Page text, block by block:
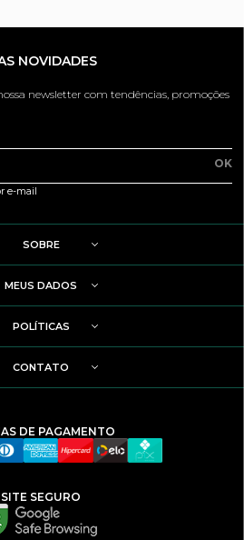
NOVIDADES
newsletter com tendências, promoções
OK
e-mail
SOBRE
MEUS DADOS
POLÍTICAS
CONTATO
SITE SEGURO
DE PAGAMENTO